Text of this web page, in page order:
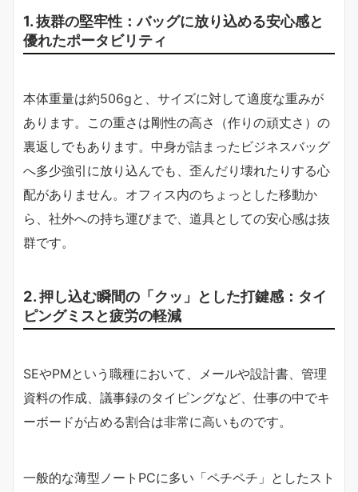
1. 抜群の堅牢性：バッグに放り込める安心感と
優れたポータビリティ
本体重量は約506gと、サイズに対して適度な重みが
あります。この重さは剛性の高さ（作りの頑丈さ）の
裏返しでもあります。中身が詰まったビジネスバッグ
へ多少強引に放り込んでも、歪んだり壊れたりする心
配がありません。オフィス内のちょっとした移動か
ら、社外への持ち運びまで、道具としての安心感は抜
群です。
2. 押し込む瞬間の「クッ」とした打鍵感：タイ
ピングミスと疲労の軽減
SEやPMという職種において、メールや設計書、管理
資料の作成、議事録のタイピングなど、仕事の中でキ
ーボードが占める割合は非常に高いものです。
一般的な薄型ノートPCに多い「ペチペチ」としたスト